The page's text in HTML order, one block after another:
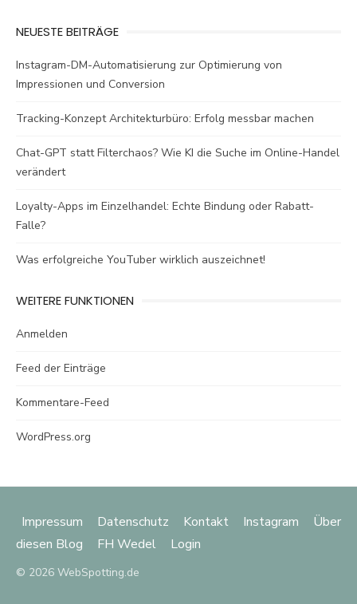
NEUESTE BEITRÄGE
Instagram-DM-Automatisierung zur Optimierung von
Impressionen und Conversion
Tracking-Konzept Architekturbüro: Erfolg messbar machen
Chat-GPT statt Filterchaos? Wie KI die Suche im Online-Handel
verändert
Loyalty-Apps im Einzelhandel: Echte Bindung oder Rabatt-
Falle?
Was erfolgreiche YouTuber wirklich auszeichnet!
WEITERE FUNKTIONEN
Anmelden
Feed der Einträge
Kommentare-Feed
WordPress.org
Impressum Datenschutz Kontakt Instagram
Über
diesen Blog
FH Wedel Login
© 2026 WebSpotting.de